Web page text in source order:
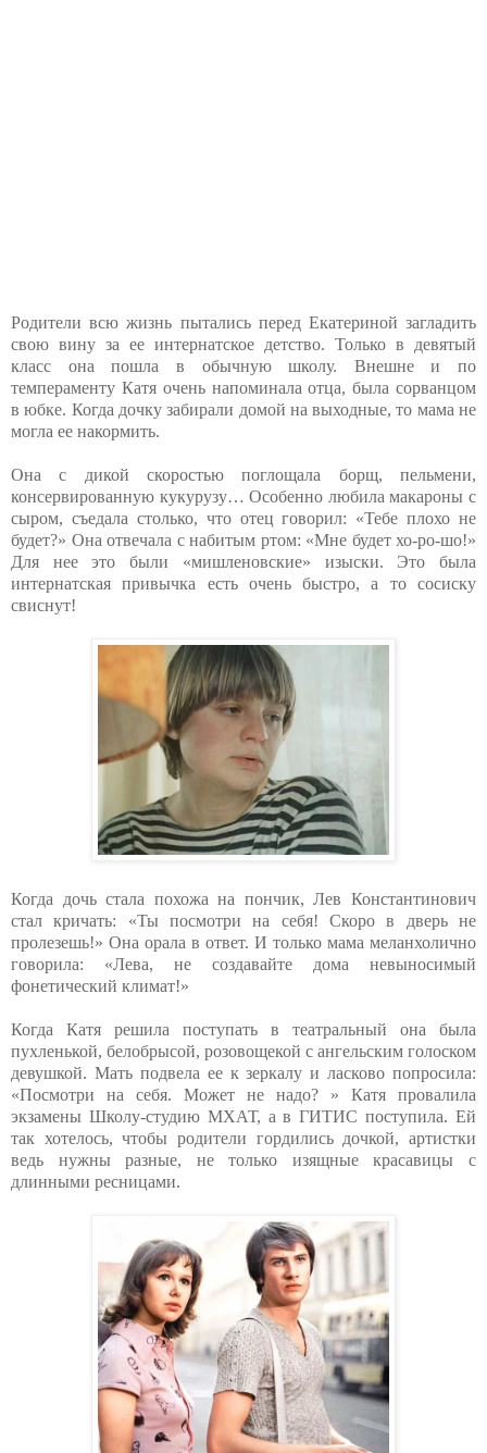
Родители всю жизнь пытались перед Екатериной загладить
свою вину за ее интернатское детство. Только в девятый
класс она пошла в обычную школу. Внешне и по
темпераменту Катя очень напоминала отца, была сорванцом
в юбке. Когда дочку забирали домой на выходные, то мама не
могла ее накормить.
Она с дикой скоростью поглощала борщ, пельмени,
консервированную кукурузу… Особенно любила макароны с
сыром, съедала столько, что отец говорил: «Тебе плохо не
будет?» Она отвечала с набитым ртом: «Мне будет хо-ро-шо!»
Для нее это были «мишленовские» изыски. Это была
интернатская привычка есть очень быстро, а то сосиску
свиснут!
Когда дочь стала похожа на пончик, Лев Константинович
стал кричать: «Ты посмотри на себя! Скоро в дверь не
пролезешь!» Она орала в ответ. И только мама меланхолично
говорила: «Лева, не создавайте дома невыносимый
фонетический климат!»
Когда Катя решила поступать в театральный она была
пухленькой, белобрысой, розовощекой с ангельским голоском
девушкой. Мать подвела ее к зеркалу и ласково попросила:
«Посмотри на себя. Может не надо? » Катя провалила
экзамены Школу-студию МХАТ, а в ГИТИС поступила. Ей
так хотелось, чтобы родители гордились дочкой, артистки
ведь нужны разные, не только изящные красавицы с
длинными ресницами.